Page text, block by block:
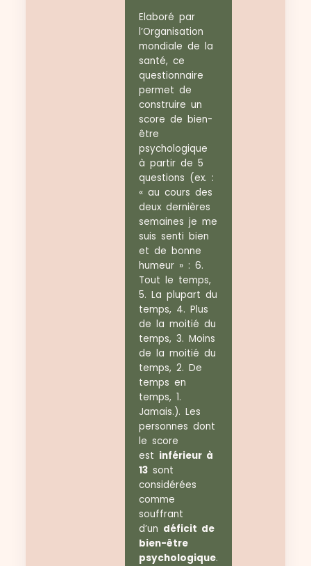
Elaboré par
l’Organisation
mondiale de la
santé, ce
questionnaire
permet de
construire un
score de bien-
être
psychologique
à partir de 5
questions (ex. :
« au cours des
deux dernières
semaines je me
suis senti bien
et de bonne
humeur » : 6.
Tout le temps,
5. La plupart du
temps, 4. Plus
de la moitié du
temps, 3. Moins
de la moitié du
temps, 2. De
temps en
temps, 1.
Jamais.). Les
personnes dont
le score
est inférieur à
13sont
considérées
comme
souffrant
d’un déficit de
bien-être
psychologique.